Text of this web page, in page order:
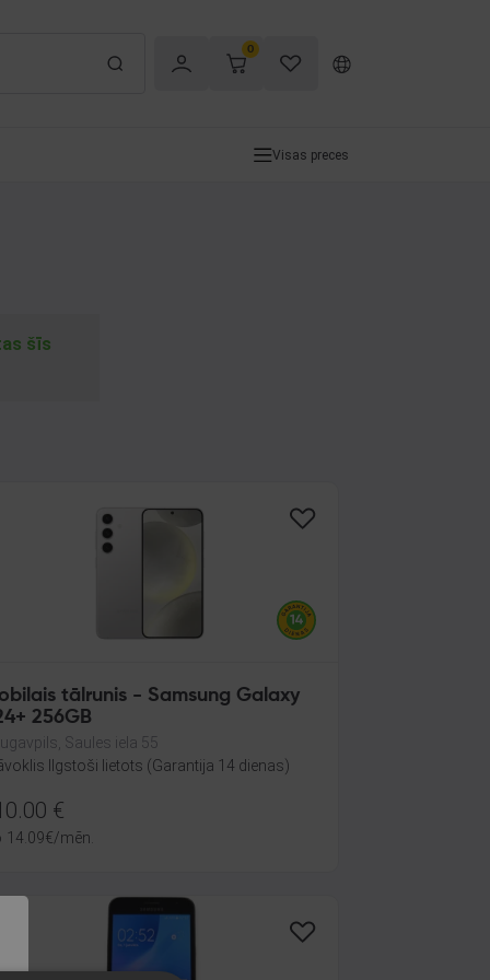
0
Visas preces
šīs
tālrunis - Samsung Galaxy
256GB
Saules iela 55
Ilgstoši lietots (Garantija 14 dienas)
€
14.09€/mēn.